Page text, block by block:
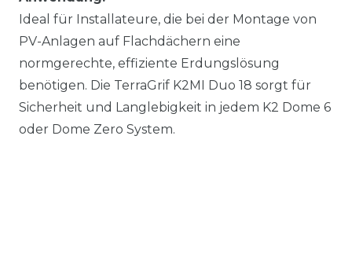
Ideal für Installateure, die bei der Montage von
PV-Anlagen auf Flachdächern eine
normgerechte, effiziente Erdungslösung
benötigen. Die TerraGrif K2MI Duo 18 sorgt für
Sicherheit und Langlebigkeit in jedem K2 Dome 6
oder Dome Zero System.